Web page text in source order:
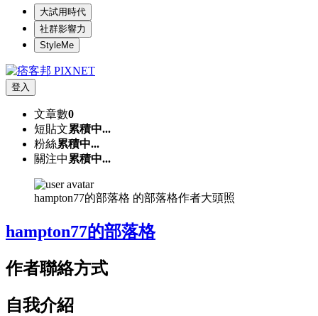
大試用時代
社群影響力
StyleMe
登入
文章數0
短貼文累積中...
粉絲累積中...
關注中 累積中...
hampton77的部落格 的部落格作者大頭照
hampton77的部落格
作者聯絡方式
自我介紹